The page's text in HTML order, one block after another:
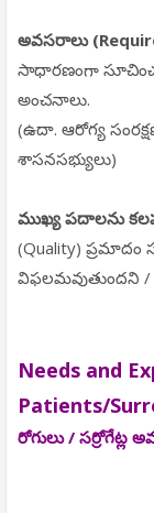
అవసరాలు
సాధారణంగా
అంచనాలు.
(ఉదా. ఆరోగ్య
శాసనసభ్యులు)
ముఖ్య పదాలను
(Quality)
విఫలమవుతుందని /
Needs and
Patients/
రోగులు /